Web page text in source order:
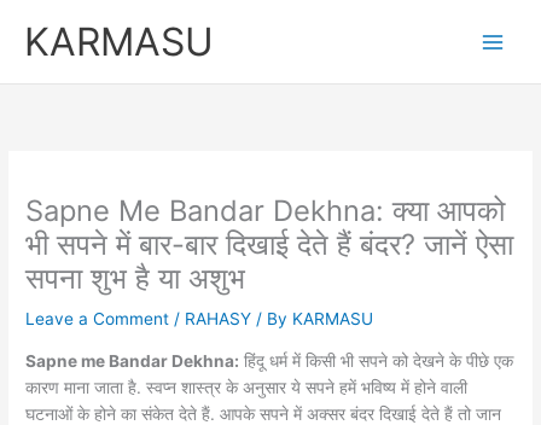
KARMASU
Sapne Me Bandar Dekhna: क्या आपको
भी सपने में बार-बार दिखाई देते हैं बंदर? जानें ऐसा
सपना शुभ है या अशुभ
Leave a Comment / RAHASY / By KARMASU
Sapne me Bandar Dekhna: हिंदू धर्म में किसी भी सपने को देखने के पीछे एक
कारण माना जाता है. स्वप्न शास्त्र के अनुसार ये सपने हमें भविष्य में होने वाली
घटनाओं के होने का संकेत देते हैं. आपके सपने में अक्सर बंदर दिखाई देते हैं तो जान